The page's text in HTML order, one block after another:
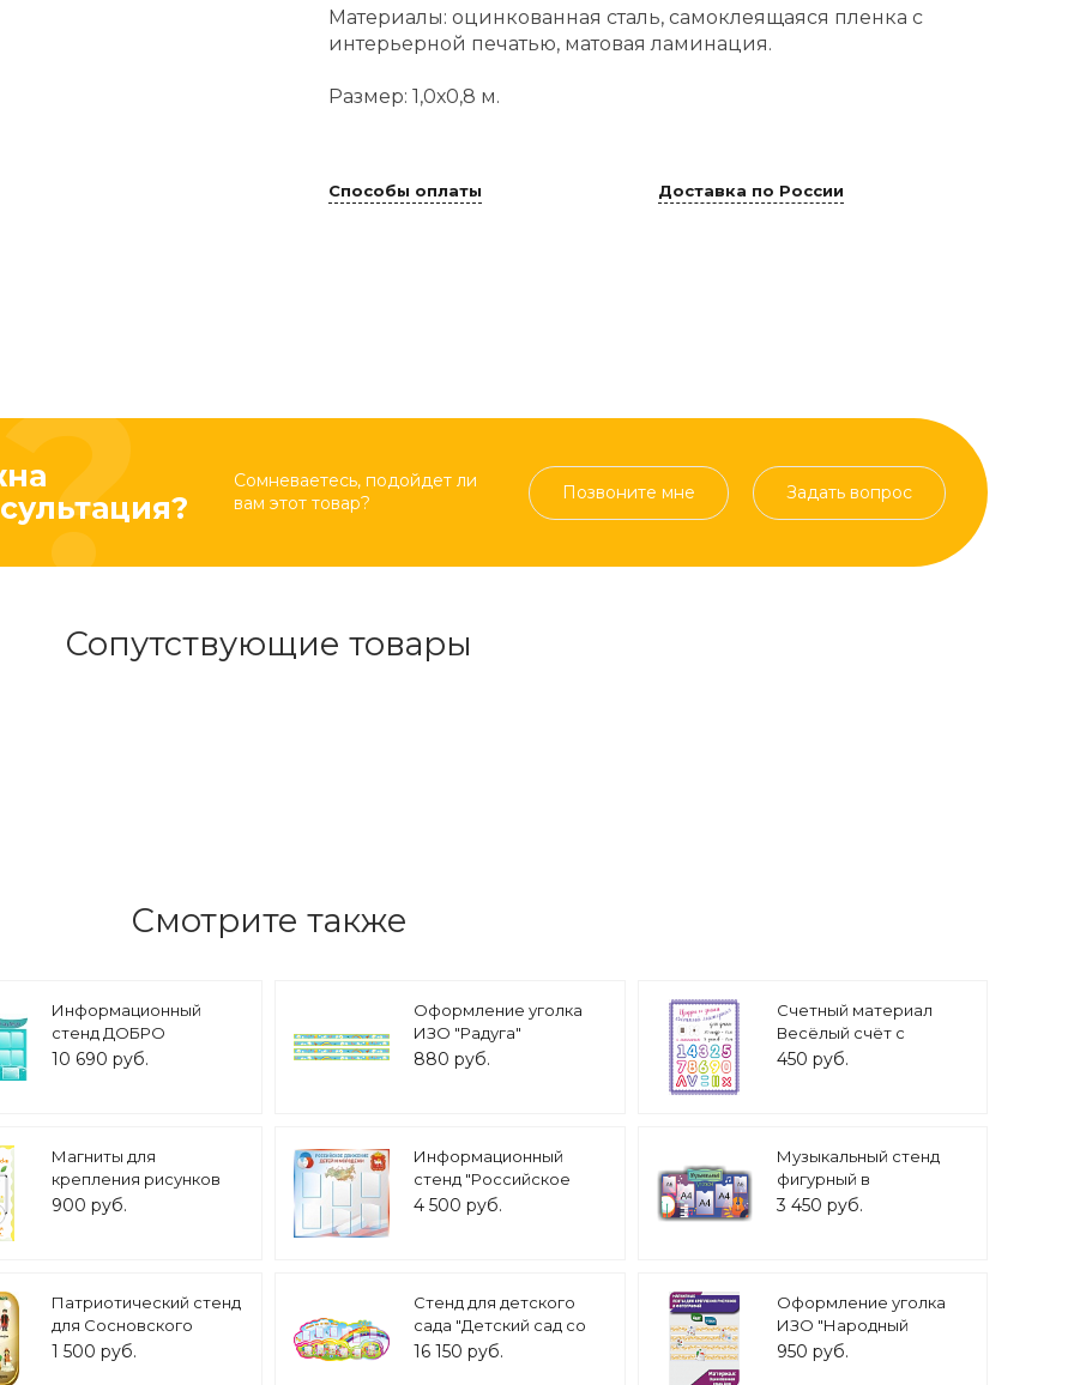
Материалы: оцинкованная сталь, самоклеящаяся пленка с
интерьерной печатью, матовая ламинация.
Размер: 1,0х0,8 м.
Способы оплаты Доставка по России
Сомневаетесь, подойдет ли
вам этот товар?
Позвоните мне Задать вопрос
Сопутствующие товары
Смотрите также
Информационный
стенд ДОБРО
ПОЖАЛОВАТЬ! 1,8*1,3м
10 690 руб.
Оформление уголка
ИЗО "Радуга"
магнитные полосы
880 руб.
Счетный материал
Весёлый счёт с
магнитом арт. МИ6531
450 руб.
Магниты для
крепления рисунков
Цветочки и листочки
900 руб.
Информационный
стенд "Российское
движение детей и
4 500 руб.
Музыкальный стенд
фигурный в
музыкальный зал 3
3 450 руб.
Патриотический стенд
для Сосновского
района
1 500 руб.
Стенд для детского
сада "Детский сад со
всех сторон" 3*1,35м 12
16 150 руб.
Оформление уголка
ИЗО "Народный
орнамент - Хохлома"
950 руб.